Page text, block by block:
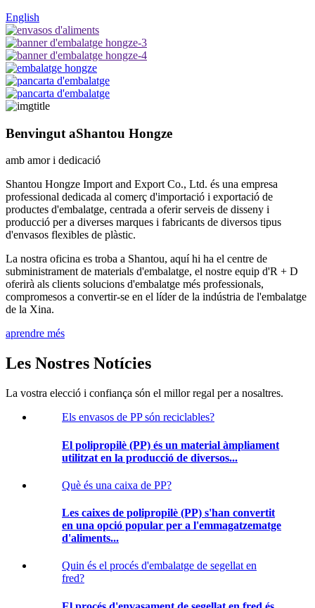
English
Benvingut aShantou Hongze
amb amor i dedicació
Shantou Hongze Import and Export Co., Ltd. és una empresa
professional dedicada al comerç d'importació i exportació de
productes d'embalatge, centrada a oferir serveis de disseny i
producció per a diverses marques i fabricants de diversos tipus
d'envasos flexibles de plàstic.
La nostra oficina es troba a Shantou, aquí hi ha el centre de
subministrament de materials d'embalatge, el nostre equip d'R + D
oferirà als clients solucions d'embalatge més professionals,
compromesos a convertir-se en el líder de la indústria de l'embalatge
de la Xina.
aprendre més
Les Nostres Notícies
La vostra elecció i confiança són el millor regal per a nosaltres.
Els envasos de PP són reciclables?
El polipropilè (PP) és un material àmpliament
utilitzat en la producció de diversos...
Què és una caixa de PP?
Les caixes de polipropilè (PP) s'han convertit
en una opció popular per a l'emmagatzematge
d'aliments...
Quin és el procés d'embalatge de segellat en
fred?